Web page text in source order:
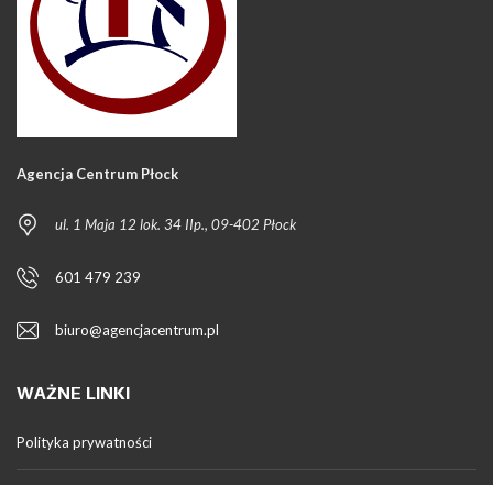
Agencja Centrum Płock
ul. 1 Maja 12 lok. 34 IIp., 09-402 Płock
601 479 239
biuro@agencjacentrum.pl
WAŻNE LINKI
Polityka prywatności